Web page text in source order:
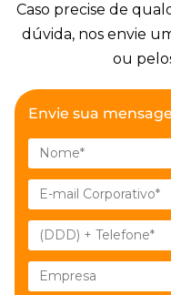
Caso precise de
dúvida, nos envie
ou
Envie sua